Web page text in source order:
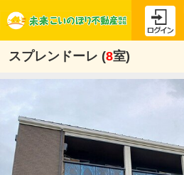
スプレンドーレ (8室)